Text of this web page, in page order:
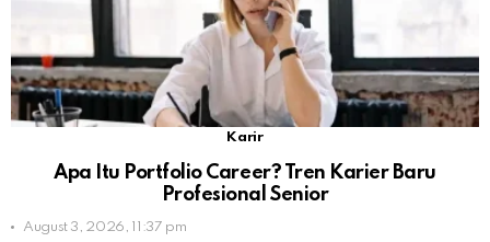
Karir
Apa Itu Portfolio Career? Tren Karier Baru
Profesional Senior
August 3, 2026, 11:37 pm